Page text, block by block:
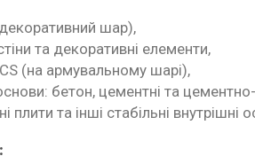
шар),
та декоративні елементи,
(на армувальному шарі),
бетон, цементні та
плити та інші стабільні внутрішні